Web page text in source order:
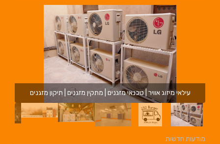
עילאי מיזוג אוויר | טכנאי מזגנים | מתקין מזגנים | תיקון מזגנים
מודעות חדשות